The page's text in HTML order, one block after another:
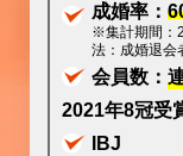
成婚率：
※集計期間：
法：成婚退
会員数：
2021年8冠受
IBJ